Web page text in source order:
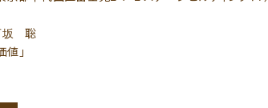
坂 聡
」